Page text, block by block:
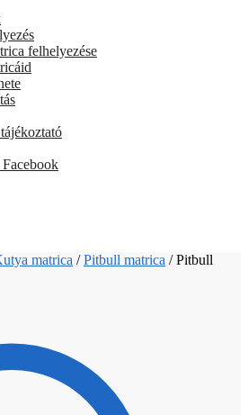
felhelyezése
matrica /Pitbull matrica /Pitbull